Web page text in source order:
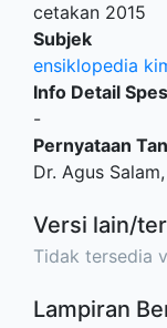
cetakan 2015
Subjek
ensiklopedia
Info Detail
-
Pernyataan
Dr. Agus
Versi lain/
Tidak tersedia
Lampiran